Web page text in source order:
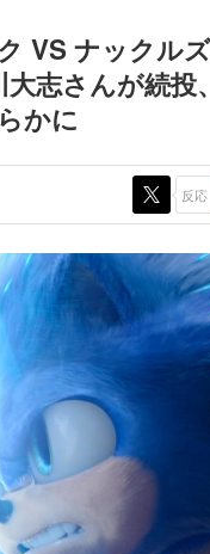
のプロ野球選手から
の声
VS ナックル
志さんが続投
かに
反応